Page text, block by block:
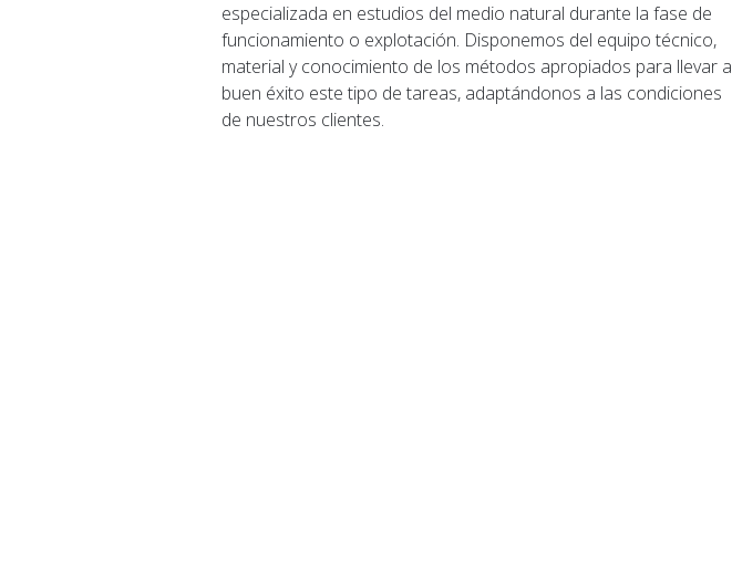
especializada en estudios del medio natural durante la fase de
funcionamiento o explotación. Disponemos del equipo técnico,
material y conocimiento de los métodos apropiados para llevar a
buen éxito este tipo de tareas, adaptándonos a las condiciones
de nuestros clientes.